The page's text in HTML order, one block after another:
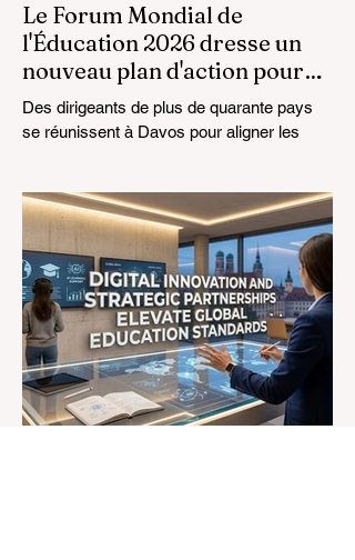
Le Forum Mondial de
l'Éducation 2026 dresse un
nouveau plan d'action pour
l'avenir de l'apprentissage
Des dirigeants de plus de quarante pays
se réunissent à Davos pour aligner les
l'intégration technologique et la croissance
inclusive. Le paysage de l'
#éducation_mondiale connaît actuellement
une transformation monumentale. Le 4
août 2026, des experts internationaux, des
décideurs politiques et des innovateurs en
#technologies_éducatives se sont réunis
au Centre des Congrès de Davos pour
aborder les défis et